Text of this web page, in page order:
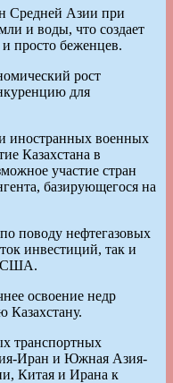
Средней Азии при
и воды, что создает
просто беженцев.
рост
для
иностранных военных
Казахстана в
участие стран
базирующегося на
поводу нефтегазовых
инвестиций, так и
США.
освоение недр
Казахстану.
транспортных
Иран и Южная Азия-
Китая и Ирана к